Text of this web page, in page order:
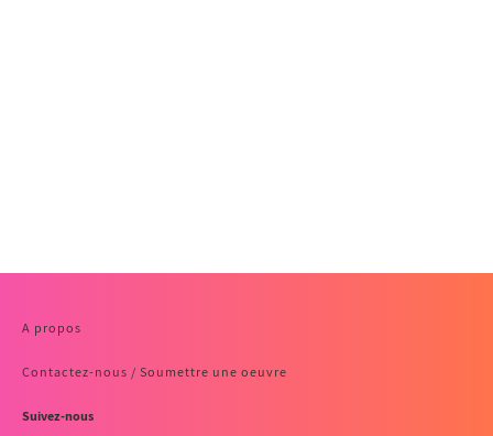
A propos
Contactez-nous / Soumettre une oeuvre
Suivez-nous